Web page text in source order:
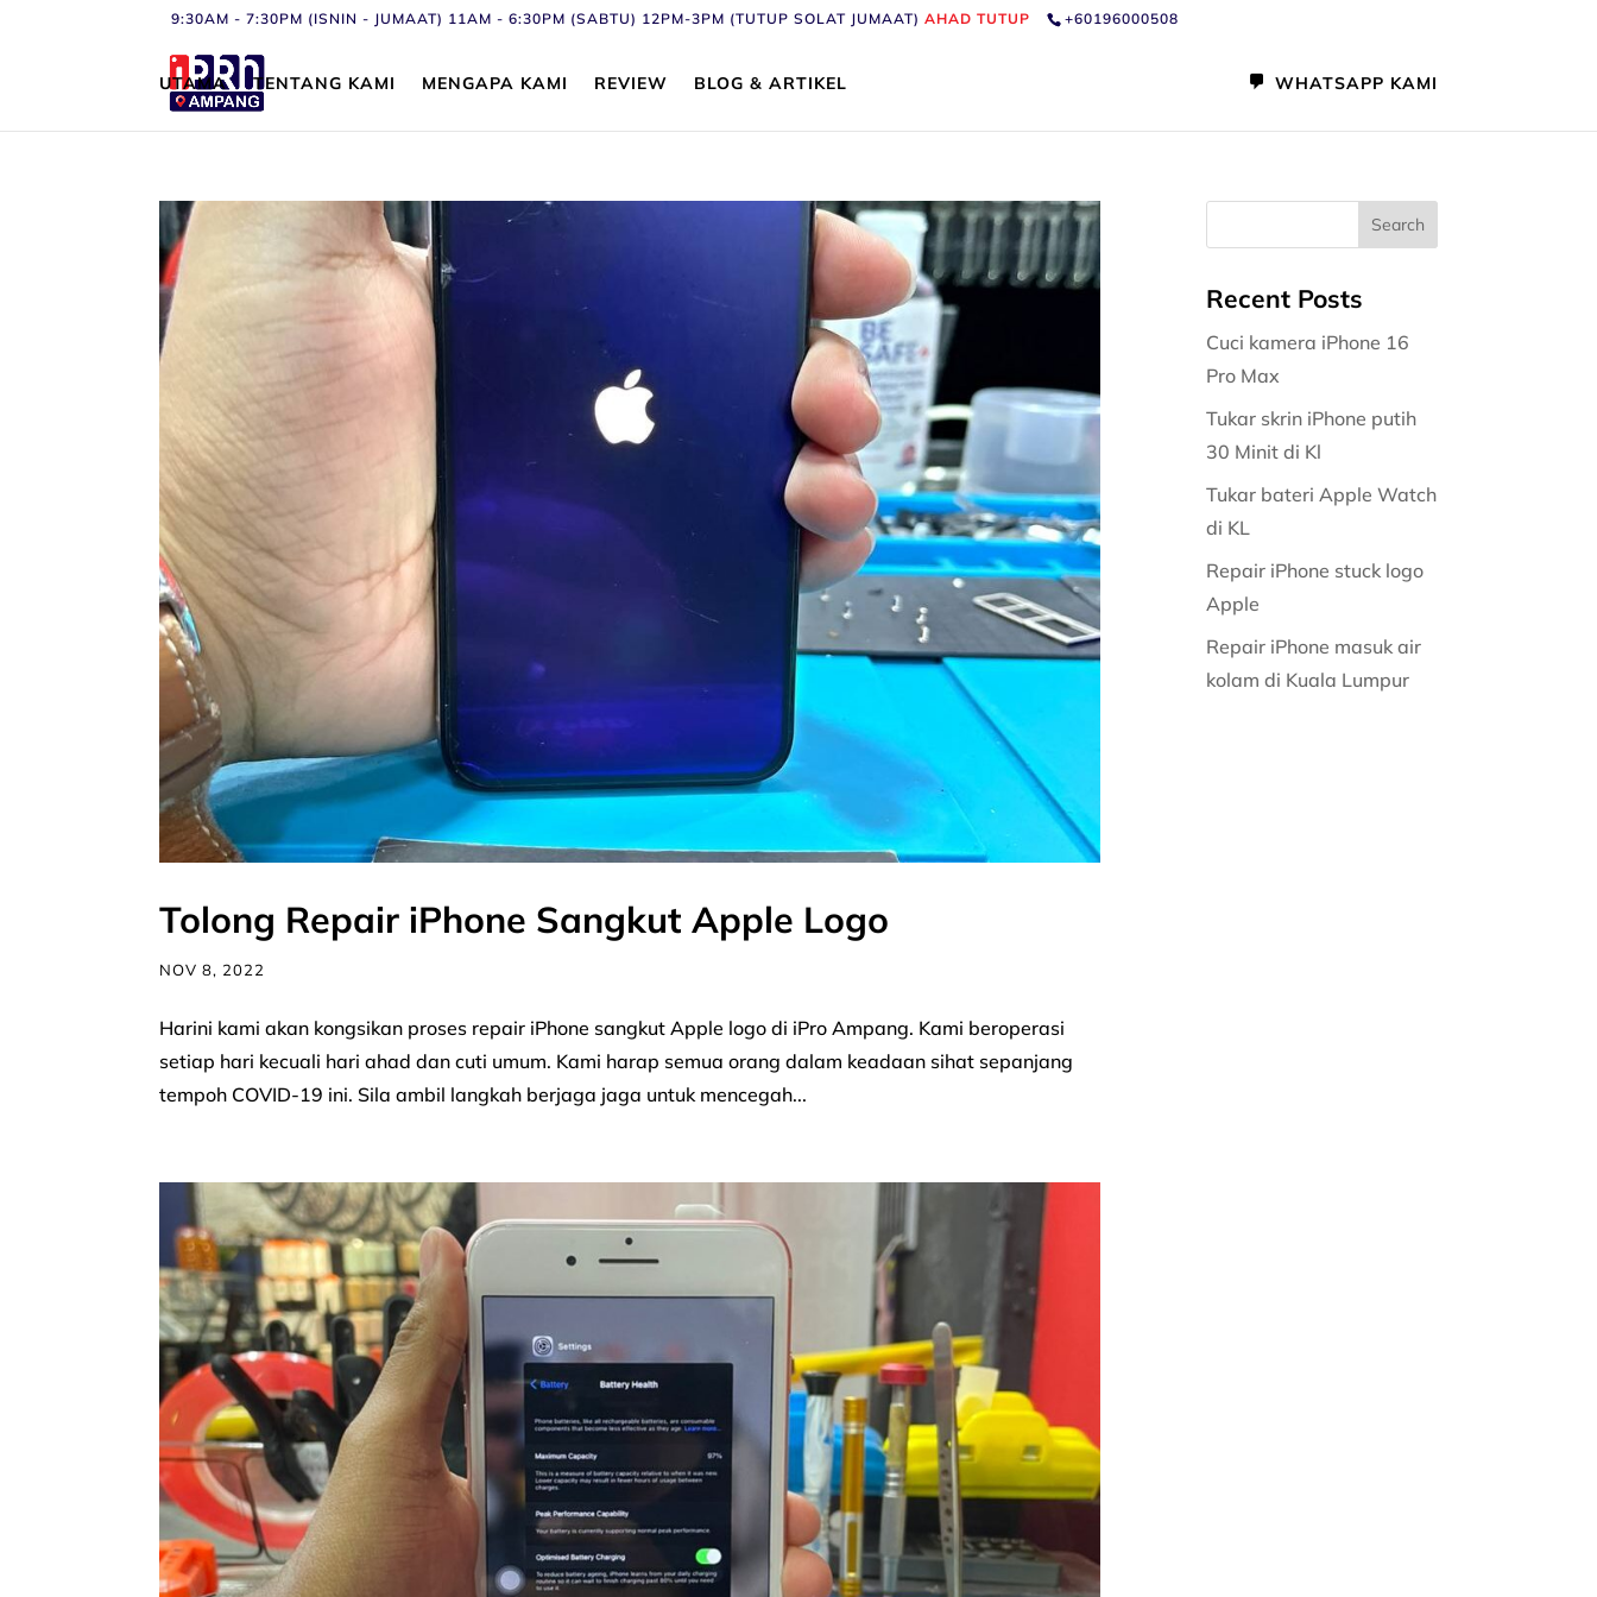
9:30AM - 7:30PM (ISNIN - JUMAAT) 11AM - 6:30PM (SABTU) 12PM-3PM (TUTUP SOLAT JUMAAT)AHAD TUTUP +60196000508
UTAMA TENTANG KAMI MENGAPA KAMI REVIEW BLOG & ARTIKEL WHATSAPP KAMI
Tolong Repair iPhone Sangkut Apple Logo
NOV 8, 2022
Harini kami akan kongsikan proses repair iPhone sangkut Apple logo di iPro Ampang. Kami beroperasi
setiap hari kecuali hari ahad dan cuti umum. Kami harap semua orang dalam keadaan sihat sepanjang
tempoh COVID-19 ini. Sila ambil langkah berjaga jaga untuk mencegah...
Recent Posts
Cuci kamera iPhone 16
Pro Max
Tukar skrin iPhone putih
30 Minit di Kl
Tukar bateri Apple Watch
di KL
Repair iPhone stuck logo
Apple
Repair iPhone masuk air
kolam di Kuala Lumpur